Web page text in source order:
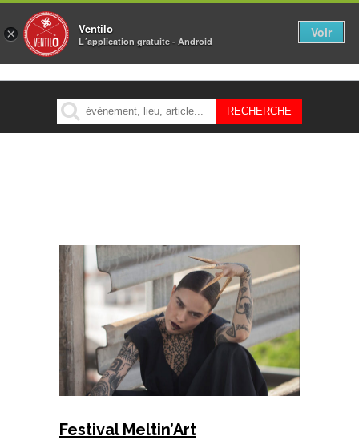
MENU
Festival Meltin’Art
× Ventilo
L´application gratuite - Android
Voir